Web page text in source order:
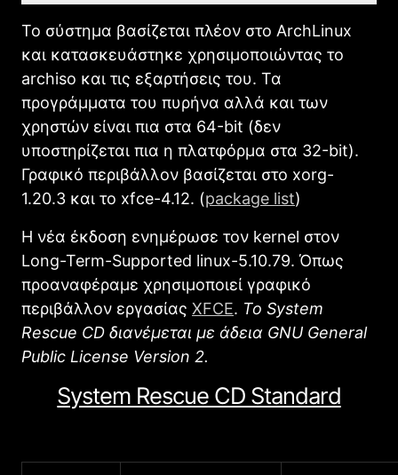
Το σύστημα βασίζεται πλέον στο ArchLinux
και κατασκευάστηκε χρησιμοποιώντας το
archiso και τις εξαρτήσεις του. Τα
προγράμματα του πυρήνα αλλά και των
χρηστών είναι πια στα 64-bit (δεν
υποστηρίζεται πια η πλατφόρμα στα 32-bit).
Γραφικό περιβάλλον βασίζεται στο xorg-
1.20.3 και το xfce-4.12. (package list)
Η νέα έκδοση ενημέρωσε τον kernel στον
Long-Term-Supported linux-5.10.79. Όπως
προαναφέραμε χρησιμοποιεί γραφικό
περιβάλλον εργασίας XFCE. To System
Rescue CD διανέμεται με άδεια GNU General
Public License Version 2.
System Rescue CD Standard